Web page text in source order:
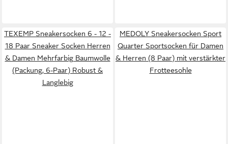
TEXEMP Sneakersocken 6 - 12 -
18 Paar Sneaker Socken Herren
& Damen Mehrfarbig Baumwolle
(Packung, 6-Paar) Robust &
Langlebig
MEDOLY Sneakersocken Sport
Quarter Sportsocken für Damen
& Herren (8 Paar) mit verstärkter
Frotteesohle